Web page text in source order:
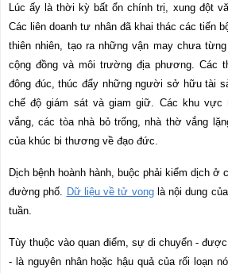
Lúc ấy là thời kỳ bất ổn chính trị, xung đột
Các liên doanh tư nhân đã khai thác các tiến
thiên nhiên, tạo ra những vận may chưa
cộng đồng và môi trường địa phương. Các
đông đúc, thúc đẩy những người sở hữu tài
chế độ giám sát và giam giữ. Các khu vực
vắng, các tòa nhà bỏ trống, nhà thờ vắng
của khúc bi thương về đạo đức.
Dịch bệnh hoành hành, buộc phải kiểm dịch ở
đường phố. Dữ liệu về tử vonglà nội dung
tuần.
Tùy thuộc vào quan điểm, sự di chuyển -
- là nguyên nhân hoặc hậu quả của rối loạn